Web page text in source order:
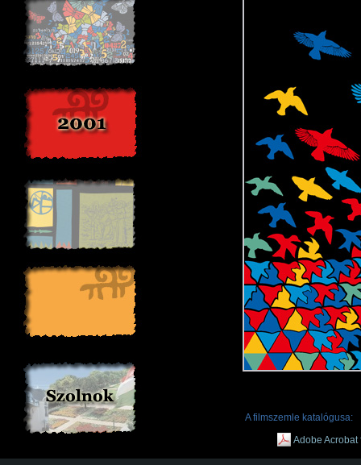
A filmszemle katalógusa:
Adobe